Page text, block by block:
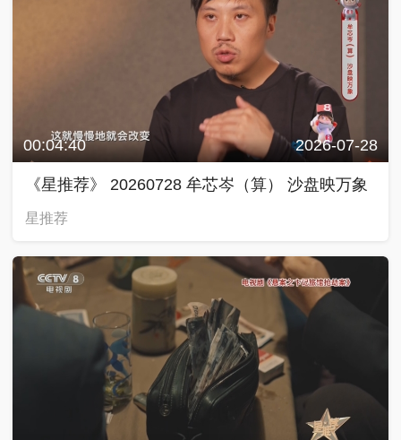
00:04:40 2026-07-28
《星推荐》 20260728 牟芯岑（算） 沙盘映万象
星推荐